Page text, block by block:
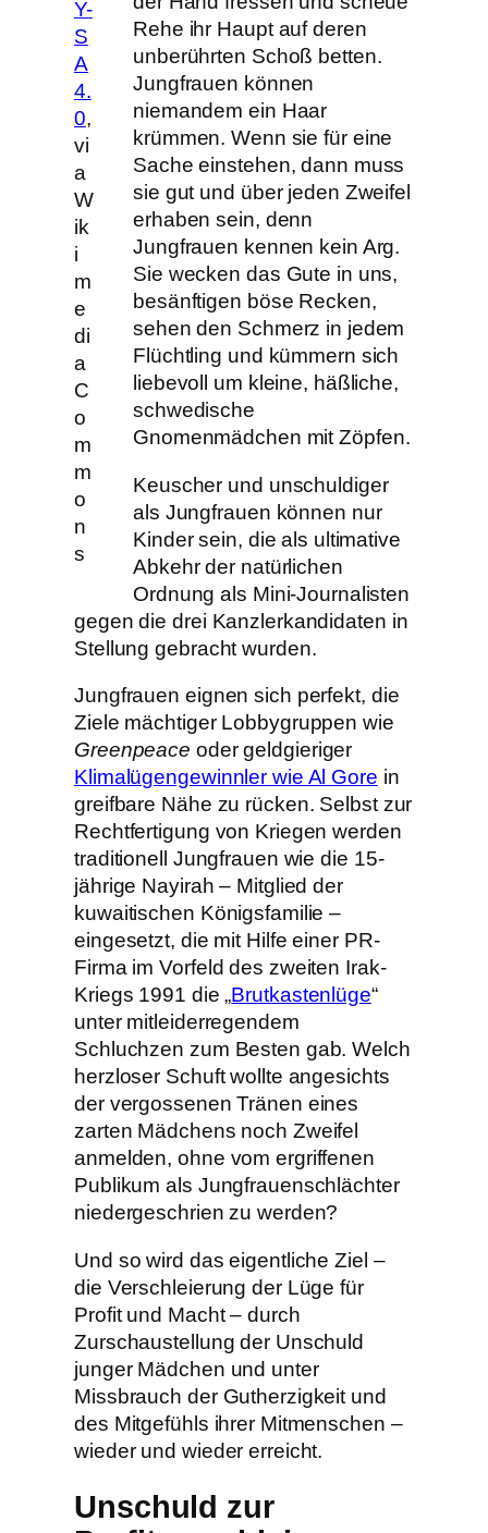
Y-
S
A
4.
0,
vi
a
W
ik
i
m
e
di
a
C
o
m
m
o
n
s
Rehe ihr Haupt auf deren
unberührten Schoß betten.
Jungfrauen können
niemandem ein Haar
krümmen. Wenn sie für eine
Sache einstehen, dann muss
sie gut und über jeden Zweifel
erhaben sein, denn
Jungfrauen kennen kein Arg.
Sie wecken das Gute in uns,
besänftigen böse Recken,
sehen den Schmerz in jedem
Flüchtling und kümmern sich
liebevoll um kleine, häßliche,
schwedische
Gnomenmädchen mit Zöpfen.
Keuscher und unschuldiger
als Jungfrauen können nur
Kinder sein, die als ultimative
Abkehr der natürlichen
Ordnung als Mini-Journalisten
gegen die drei Kanzlerkandidaten in
Stellung gebracht wurden.
Jungfrauen eignen sich perfekt, die
Ziele mächtiger Lobbygruppen wie
Greenpeace oder geldgieriger
Klimalügengewinnler wie Al Gore in
greifbare Nähe zu rücken. Selbst zur
Rechtfertigung von Kriegen werden
traditionell Jungfrauen wie die 15-
jährige Nayirah – Mitglied der
kuwaitischen Königsfamilie –
eingesetzt, die mit Hilfe einer PR-
Firma im Vorfeld des zweiten Irak-
Kriegs 1991 die „Brutkastenlüge“
unter mitleiderregendem
Schluchzen zum Besten gab. Welch
herzloser Schuft wollte angesichts
der vergossenen Tränen eines
zarten Mädchens noch Zweifel
anmelden, ohne vom ergriffenen
Publikum als Jungfrauenschlächter
niedergeschrien zu werden?
Und so wird das eigentliche Ziel –
die Verschleierung der Lüge für
Profit und Macht – durch
Zurschaustellung der Unschuld
junger Mädchen und unter
Missbrauch der Gutherzigkeit und
des Mitgefühls ihrer Mitmenschen –
wieder und wieder erreicht.
Unschuld zur